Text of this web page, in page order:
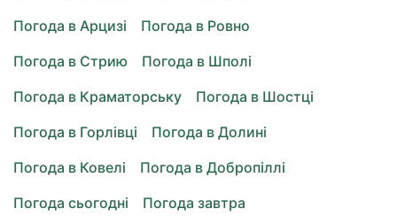
Погода в Арцизі
Погода в Ровно
Погода в Стрию
Погода в Шполі
Погода в Краматорську
Погода в Шостці
Погода в Горлівці
Погода в Долині
Погода в Ковелі
Погода в Добропіллі
Погода сьогодні
Погода завтра